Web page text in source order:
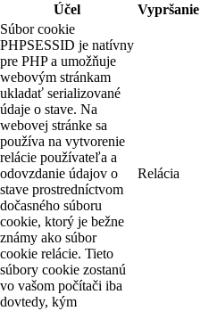
Účel Vypršanie
Súbor cookie
PHPSESSID je natívny
pre PHP a umožňuje
webovým stránkam
ukladať serializované
údaje o stave. Na
webovej stránke sa
používa na vytvorenie
relácie používateľa a
odovzdanie údajov o
stave prostredníctvom
dočasného súboru
cookie, ktorý je bežne
známy ako súbor
cookie relácie. Tieto
súbory cookie zostanú
vo vašom počítači iba
dovtedy, kým
Relácia